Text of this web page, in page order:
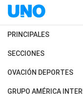
PRINCIPALES
Últimas Noticias
Política
SECCIONES
Horóscopo
Motores
OVACIÓN DEPORTES
Fútbol
GRUPO AMÉRICA